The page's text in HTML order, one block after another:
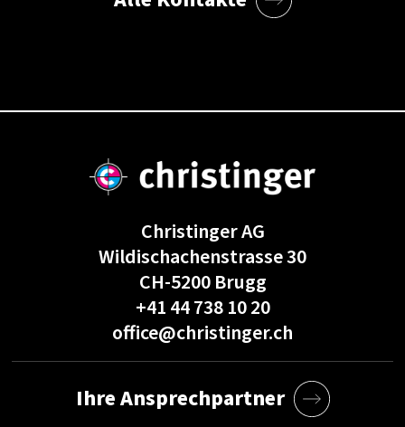
Christinger AG
Wildischachenstrasse 30
CH-5200 Brugg
+41 44 738 10 20
office@christinger.ch
Ihre Ansprechpartner